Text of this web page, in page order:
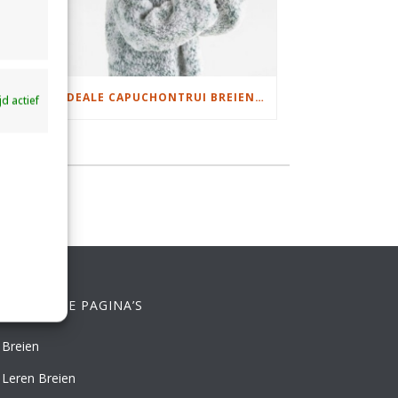
actief
DAMESJAS BREIEN VAN HEERLIJK ZACHT GAREN IDEALE CAPUCHONTRUI BREIEN VOOR THUIS OP DE BANK
PAGINA’S
Breien
Leren Breien